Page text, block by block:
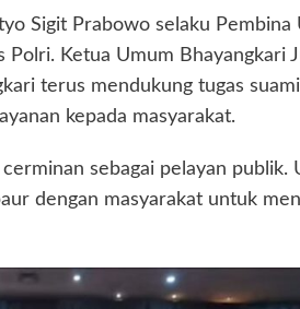
Sigit Prabowo selaku Pembina
Ketua Umum Bhayangkari
terus mendukung tugas
kepada masyarakat.
sebagai pelayan publik.
dengan masyarakat untuk